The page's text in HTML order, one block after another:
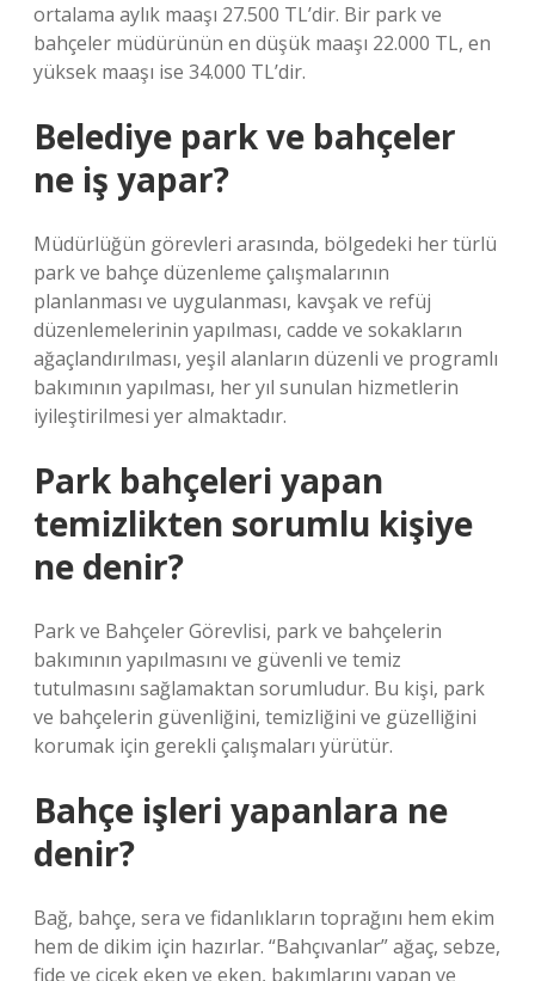
ortalama aylık maaşı 27.500 TL’dir. Bir park ve
bahçeler müdürünün en düşük maaşı 22.000 TL, en
yüksek maaşı ise 34.000 TL’dir.
Belediye park ve bahçeler
ne iş yapar?
Müdürlüğün görevleri arasında, bölgedeki her türlü
park ve bahçe düzenleme çalışmalarının
planlanması ve uygulanması, kavşak ve refüj
düzenlemelerinin yapılması, cadde ve sokakların
ağaçlandırılması, yeşil alanların düzenli ve programlı
bakımının yapılması, her yıl sunulan hizmetlerin
iyileştirilmesi yer almaktadır.
Park bahçeleri yapan
temizlikten sorumlu kişiye
ne denir?
Park ve Bahçeler Görevlisi, park ve bahçelerin
bakımının yapılmasını ve güvenli ve temiz
tutulmasını sağlamaktan sorumludur. Bu kişi, park
ve bahçelerin güvenliğini, temizliğini ve güzelliğini
korumak için gerekli çalışmaları yürütür.
Bahçe işleri yapanlara ne
denir?
Bağ, bahçe, sera ve fidanlıkların toprağını hem ekim
hem de dikim için hazırlar. “Bahçıvanlar” ağaç, sebze,
fide ve çiçek eken ve eken, bakımlarını yapan ve